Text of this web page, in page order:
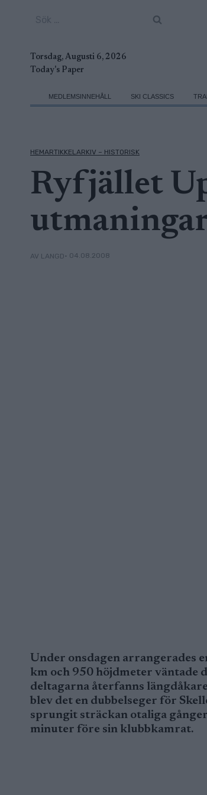
Torsdag, Augusti 6, 2026
Today's Paper
MEDLEMSINNEHÅLL SKI CLASSICS
HEMARTIKKELARKIV – HISTORISK
Ryfjället
AV LANGD• 04.08.2008
Under onsdagen arrangerades
km och 950 höjdmeter väntade
deltagarna återfanns
blev det en dubbelseger för
sprungit sträckan otaliga
minuter före sin klubbkamrat.